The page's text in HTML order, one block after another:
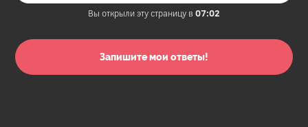
Вы открыли эту страницу в 07:02